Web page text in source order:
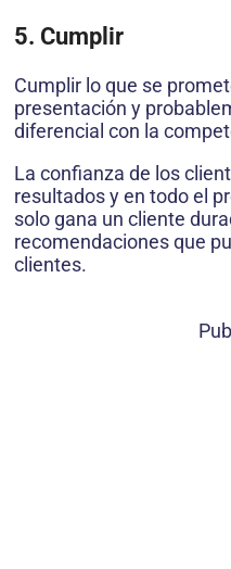
5. Cumplir
Cumplir lo que se
presentación y
diferencial con la
La confianza de los
resultados y en todo el
solo gana un cliente
recomendaciones que
clientes.